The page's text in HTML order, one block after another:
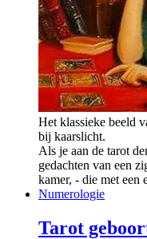
Het klassieke beeld
bij kaarslicht.
Als je aan de tarot
gedachten van een
kamer, - die met een
Numerologie
Tarot